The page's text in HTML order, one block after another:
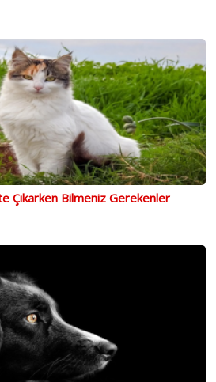
Çıkarken Bilmeniz Gerekenler